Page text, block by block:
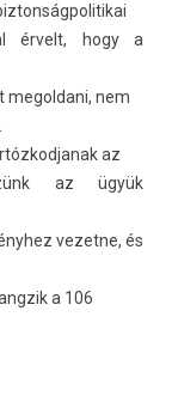
érvelt, hogy a
megol­dani, nem
az
az ügyük
vezet­ne, és
a 106